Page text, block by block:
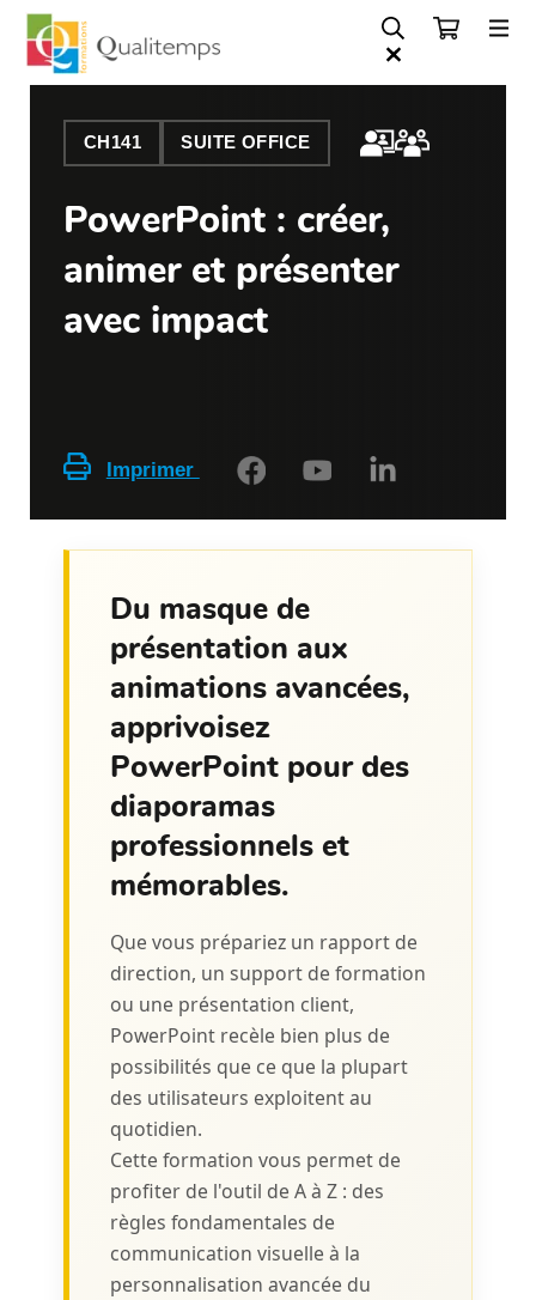
CH141 SUITE OFFICE
PowerPoint : créer,
animer et présenter
avec impact
Imprimer
Du masque de
présentation aux
animations avancées,
apprivoisez
PowerPoint pour des
diaporamas
professionnels et
mémorables.
Que vous prépariez un rapport de
direction, un support de formation
ou une présentation client,
PowerPoint recèle bien plus de
possibilités que ce que la plupart
des utilisateurs exploitent au
quotidien.
Cette formation vous permet de
profiter de l'outil de A à Z : des
règles fondamentales de
communication visuelle à la
personnalisation avancée du